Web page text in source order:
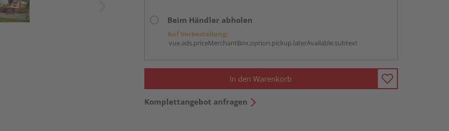
Beim Händler abholen
Auf Vorbestellung:
vue.ads.priceMerchantBox.option.pickup.laterAvailable.subtext
In den Warenkorb
Komplettangebot anfragen